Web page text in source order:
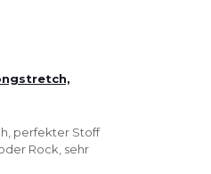
perfekter Stoff
Rock, sehr